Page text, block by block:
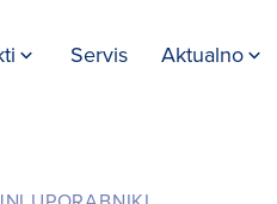
Servis Aktualno